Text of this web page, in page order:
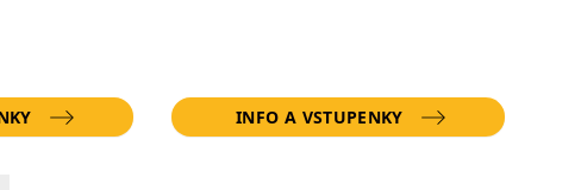
INFO A VSTUPENKY